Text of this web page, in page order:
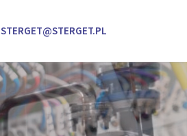
STERGET@STERGET.PL